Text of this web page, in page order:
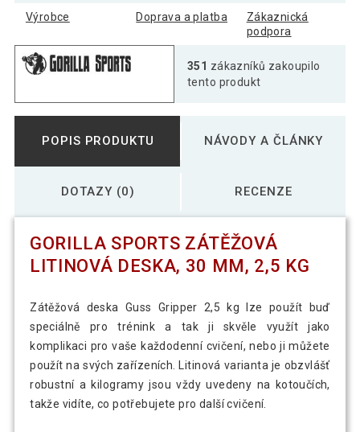
Výrobce Doprava a platba
Zákaznická
podpora
351 zákazníků zakoupilo
tento produkt
POPIS PRODUKTU NÁVODY A ČLÁNKY
DOTAZY (0) RECENZE
GORILLA SPORTS ZÁTĚŽOVÁ
LITINOVÁ DESKA, 30 MM, 2,5 KG
Zátěžová deska Guss Gripper 2,5 kg lze použít buď
speciálně pro trénink a tak ji skvěle využít jako
komplikaci pro vaše každodenní cvičení, nebo ji můžete
použít na svých zařízeních. Litinová varianta je obzvlášť
robustní a kilogramy jsou vždy uvedeny na kotoučích,
takže vidíte, co potřebujete pro další cvičení.